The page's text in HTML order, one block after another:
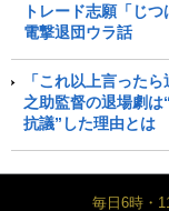
トレード志願「じ
電撃退団ウラ話
「これ以上言った
之助監督の退場劇
抗議”した理由とは
毎日6時・